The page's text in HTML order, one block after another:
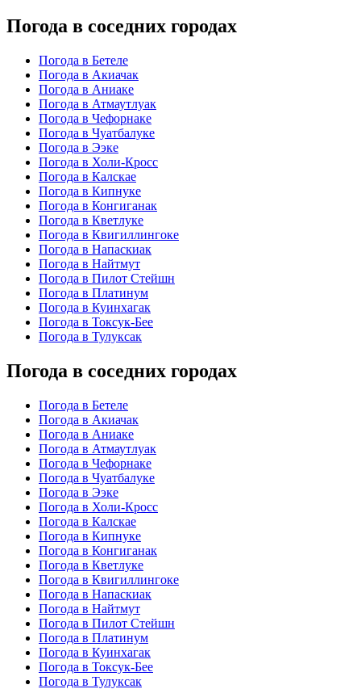
Погода в соседних городах
Погода в Бетеле
Погода в Акиачак
Погода в Аниаке
Погода в Атмаутлуак
Погода в Чефорнаке
Погода в Чуатбалуке
Погода в Ээке
Погода в Холи-Кросс
Погода в Калскае
Погода в Кипнуке
Погода в Конгиганак
Погода в Кветлуке
Погода в Квигиллингоке
Погода в Напаскиак
Погода в Найтмут
Погода в Пилот Стейшн
Погода в Платинум
Погода в Куинхагак
Погода в Токсук-Бее
Погода в Тулуксак
Погода в соседних городах
Погода в Бетеле
Погода в Акиачак
Погода в Аниаке
Погода в Атмаутлуак
Погода в Чефорнаке
Погода в Чуатбалуке
Погода в Ээке
Погода в Холи-Кросс
Погода в Калскае
Погода в Кипнуке
Погода в Конгиганак
Погода в Кветлуке
Погода в Квигиллингоке
Погода в Напаскиак
Погода в Найтмут
Погода в Пилот Стейшн
Погода в Платинум
Погода в Куинхагак
Погода в Токсук-Бее
Погода в Тулуксак